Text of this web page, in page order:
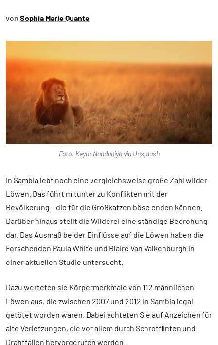
von Sophia Marie Quante
Foto: Keyur Nandaniya via Unsplash
In Sambia lebt noch eine vergleichsweise große Zahl wilder
Löwen. Das führt mitunter zu Konflikten mit der
Bevölkerung – die für die Großkatzen böse enden können.
Darüber hinaus stellt die Wilderei eine ständige Bedrohung
dar. Das Ausmaß beider Einflüsse auf die Löwen haben die
Forschenden Paula White und Blaire Van Valkenburgh in
einer aktuellen Studie untersucht.
Dazu werteten sie Körpermerkmale von 112 männlichen
Löwen aus, die zwischen 2007 und 2012 in Sambia legal
getötet worden waren. Dabei achteten Sie auf Anzeichen für
alte Verletzungen, die vor allem durch Schrotflinten und
Drahtfallen hervorgerufen werden.